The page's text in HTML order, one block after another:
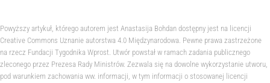
Powyższy artykuł, którego autorem jest Anastasija Bohdan dostępny jest na licencji
Creative Commons Uznanie autorstwa 4.0 Międzynarodowa. Pewne prawa zastrzeżone
na rzecz Fundacji Tygodnika Wprost. Utwór powstał w ramach zadania publicznego
zleconego przez Prezesa Rady Ministrów. Zezwala się na dowolne wykorzystanie utworu,
pod warunkiem zachowania ww. informacji, w tym informacji o stosowanej licencji